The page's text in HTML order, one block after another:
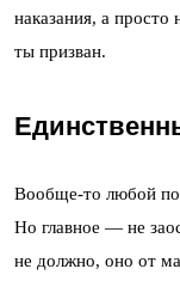
наказания, а
ты призван.
Вообще-то любой
Но главное — не
не должно, оно от